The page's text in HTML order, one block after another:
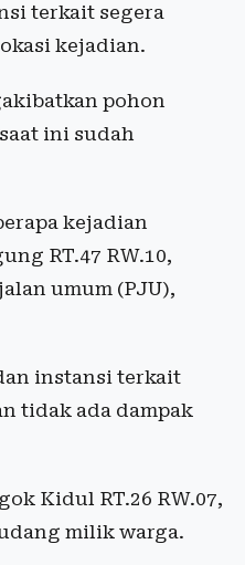
terkait segera
kejadian.
pohon
ini sudah
kejadian
RT.47 RW.10,
umum (PJU),
instansi terkait
tidak ada dampak
Kidul RT.26 RW.07,
milik warga.